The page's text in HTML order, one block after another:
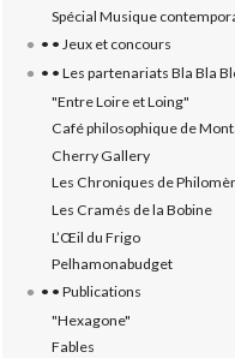
Spécial Musique
• • Jeux et concours
• • Les partenariats Bla Bla
"Entre Loire et Loing"
Café philosophique de
Cherry Gallery
Les Chroniques de
Les Cramés de la Bobine
L’‎Œil du Frigo
Pelhamonabudget
• • Publications
"Hexagone"
Fables